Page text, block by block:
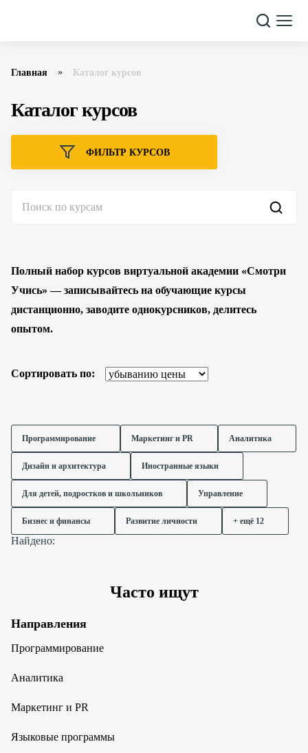
Главная Каталог курсов
Каталог курсов
ФИЛЬТР КУРСОВ
Полный набор курсов виртуальной академии «Смотри
Учись» — записывайтесь на обучающие курсы
дистанционно, заводите однокурсников, делитесь
опытом.
Сортировать по:
Программирование Маркетинг и PR Аналитика
Дизайн и архитектура Иностранные языки
Для детей, подростков и школьников Управление
Бизнес и финансы Развитие личности + ещё 12
Найдено:
Часто ищут
Направления
Программирование
Аналитика
Маркетинг и PR
Языковые программы